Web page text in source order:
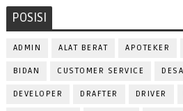
POSISI
ADMIN ALAT BERAT APOTEKER
BIDAN CUSTOMER SERVICE
DEVELOPER DRAFTER DRIVER